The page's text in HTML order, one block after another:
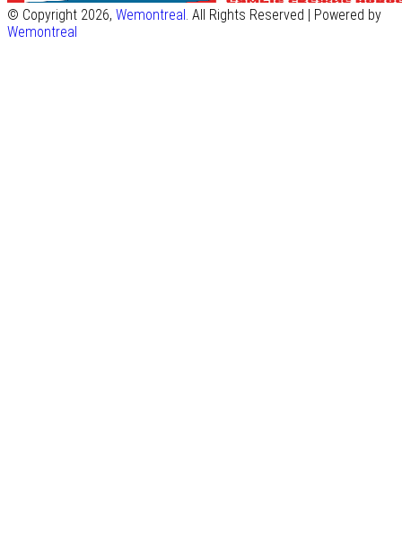
© Copyright 2026, Wemontreal. All Rights Reserved | Powered by
Wemontreal